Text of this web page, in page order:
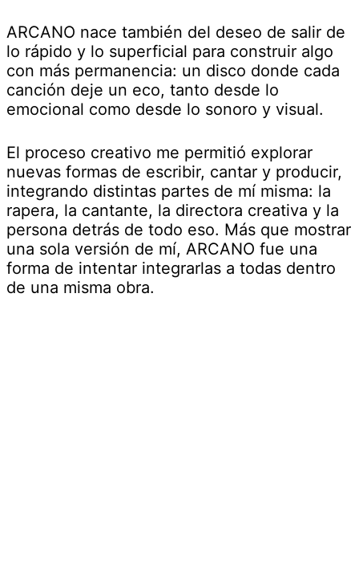
ARCANO nace también del deseo de salir de
lo rápido y lo superficial para construir algo
con más permanencia: un disco donde cada
canción deje un eco, tanto desde lo
emocional como desde lo sonoro y visual.
El proceso creativo me permitió explorar
nuevas formas de escribir, cantar y producir,
integrando distintas partes de mí misma: la
rapera, la cantante, la directora creativa y la
persona detrás de todo eso. Más que mostrar
una sola versión de mí, ARCANO fue una
forma de intentar integrarlas a todas dentro
de una misma obra.